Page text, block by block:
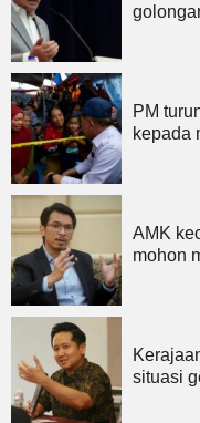
PM
kepada
AMK
mohon
situasi